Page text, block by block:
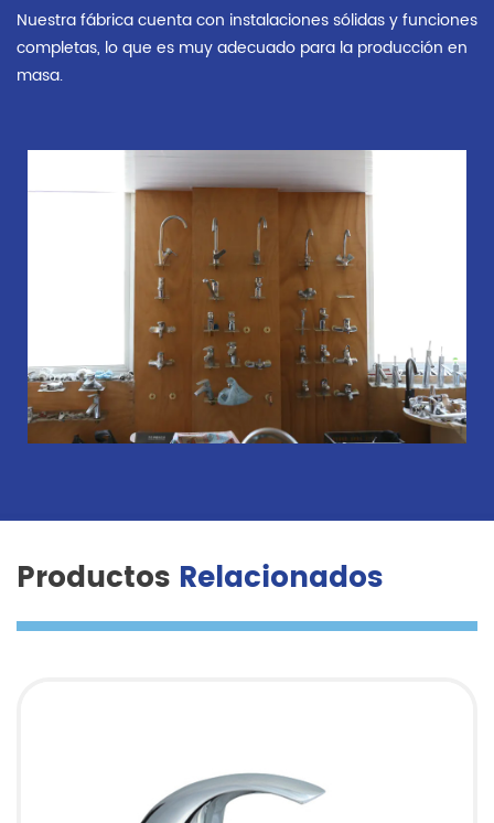
Nuestra fábrica cuenta con instalaciones sólidas y funciones
completas, lo que es muy adecuado para la producción en
masa.
Productos Relacionados